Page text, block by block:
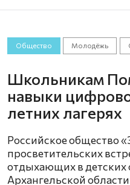
Общество Молодёжь
Школьникам
навыки
летних лагерях
Российское общество
просветительских
отдыхающих в детских
Архангельской